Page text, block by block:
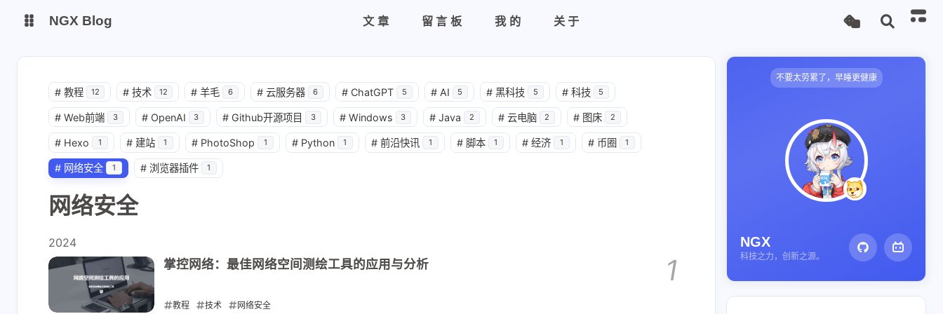
备用链接 Code-Server
NGX Blog 文章 留言板 我的 关于
# 教程 12 # 技术 12 # 羊毛 6 # 云服务器 6 # ChatGPT 5 # AI 5 # 黑科技 5 # 科技 5
# Web前端 3 # OpenAI 3 # Github开源项目 3 # Windows 3 # Java 2 # 云电脑 2 # 图床 2
# Hexo 1 # 建站 1 # PhotoShop 1 # Python 1 # 前沿快讯 1 # 脚本 1 # 经济 1 # 币圈 1
# 网络安全 1 # 浏览器插件 1
网络安全
2024
掌控网络：最佳网络空间测绘工具的应用与分析 1
教程 技术 网络安全
不要太劳累了，早睡更健康
NGX
科技之力，创新之源。
shift K 关闭快捷键功能
shift A 打开/关闭中控台
shift M 播放/暂停音乐
shift D 深色/浅色显示模式
shift S 站内搜索
shift H
友链鱼塘
友链页面